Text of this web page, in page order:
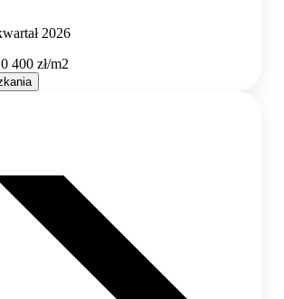
2026
400 zł/m2